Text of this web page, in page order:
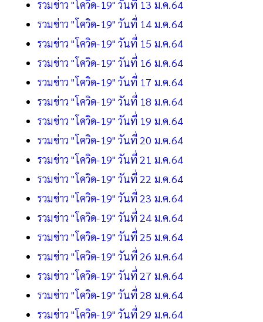
รวมข่าว "โควิด-19" วันที่ 13 ม.ค.64
รวมข่าว "โควิด-19" วันที่ 14 ม.ค.64
รวมข่าว "โควิด-19" วันที่ 15 ม.ค.64
รวมข่าว "โควิด-19" วันที่ 16 ม.ค.64
รวมข่าว "โควิด-19" วันที่ 17 ม.ค.64
รวมข่าว "โควิด-19" วันที่ 18 ม.ค.64
รวมข่าว "โควิด-19" วันที่ 19 ม.ค.64
รวมข่าว "โควิด-19" วันที่ 20 ม.ค.64
รวมข่าว "โควิด-19" วันที่ 21 ม.ค.64
รวมข่าว "โควิด-19" วันที่ 22 ม.ค.64
รวมข่าว "โควิด-19" วันที่ 23 ม.ค.64
รวมข่าว "โควิด-19" วันที่ 24 ม.ค.64
รวมข่าว "โควิด-19" วันที่ 25 ม.ค.64
รวมข่าว "โควิด-19" วันที่ 26 ม.ค.64
รวมข่าว "โควิด-19" วันที่ 27 ม.ค.64
รวมข่าว "โควิด-19" วันที่ 28 ม.ค.64
รวมข่าว "โควิด-19" วันที่ 29 ม.ค.64